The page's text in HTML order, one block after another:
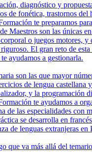
diagnóstico y
de fonética, trastornos
te preparamos
Maestros son las únicas
o juegos motores,
El gran reto de
ayudamos a gestionarla.
son las que mayor
de lengua
y la
te ayudamos a
de las especialidades
se desarrolla en
de lenguas extranjeras
que va más allá del